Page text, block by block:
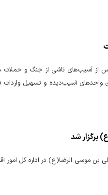
از آسیب‌های ناشی از جنگ و
واحدهای آسیب‌دیده و تسهیل واردات
برگزار شد
موسی الرضا(ع) در اداره کل امور